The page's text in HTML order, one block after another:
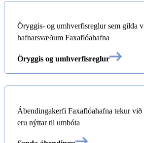
Öryggis- og umhverfisreglur sem gilda
hafnarsvæðum Faxaflóahafna
Öryggis og umhverfisreglur
Ábendingakerfi Faxaflóahafna tekur við
eru nýttar til umbóta